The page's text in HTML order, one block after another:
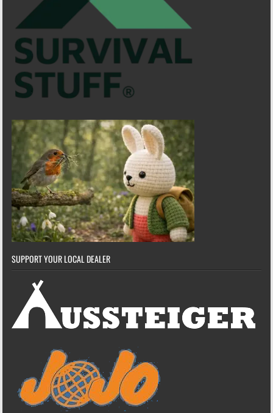
SUPPORT YOUR LOCAL DEALER